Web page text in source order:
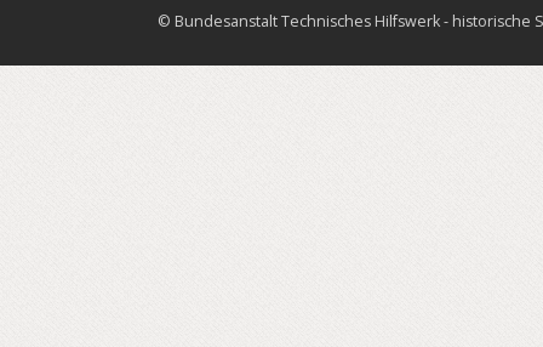
© Bundesanstalt Technisches Hilfswerk - historische